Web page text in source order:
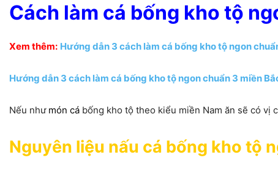
Cách làm cá bống kho tộ
Xem thêm: Hướng dẫn 3 cách làm cá bống kho tộ ngon
Hướng dẫn 3 cách làm cá bống kho tộ ngon chuẩn 3 miền
Nếu như món cá bống kho tộ theo kiểu miền Nam ăn sẽ có vị
Nguyên liệu nấu cá bống kho tộ